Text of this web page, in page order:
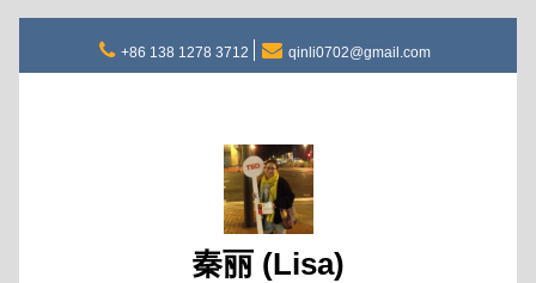
content
+86 138 1278 3712 qinli0702@gmail.com
秦丽 (Lisa)